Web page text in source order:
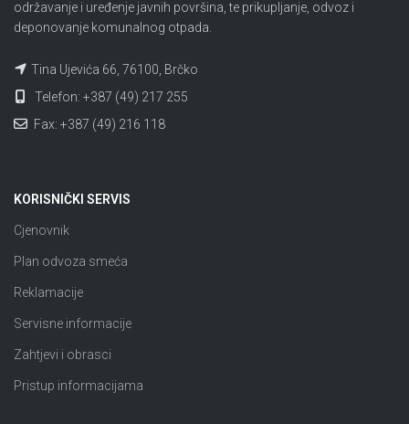
održavanje i uređenje javnih površina, te prikupljanje, odvoz i
deponovanje komunalnog otpada.
Tina Ujevića 66, 76100, Brčko
Telefon: +387 (49) 217 255
Fax: +387 (49) 216 118
KORISNIČKI SERVIS
Cjenovnik
Plan odvoza smeća
Reklamacije
Servisne informacije
Zahtjevi i obrasci
Pristup informacijama